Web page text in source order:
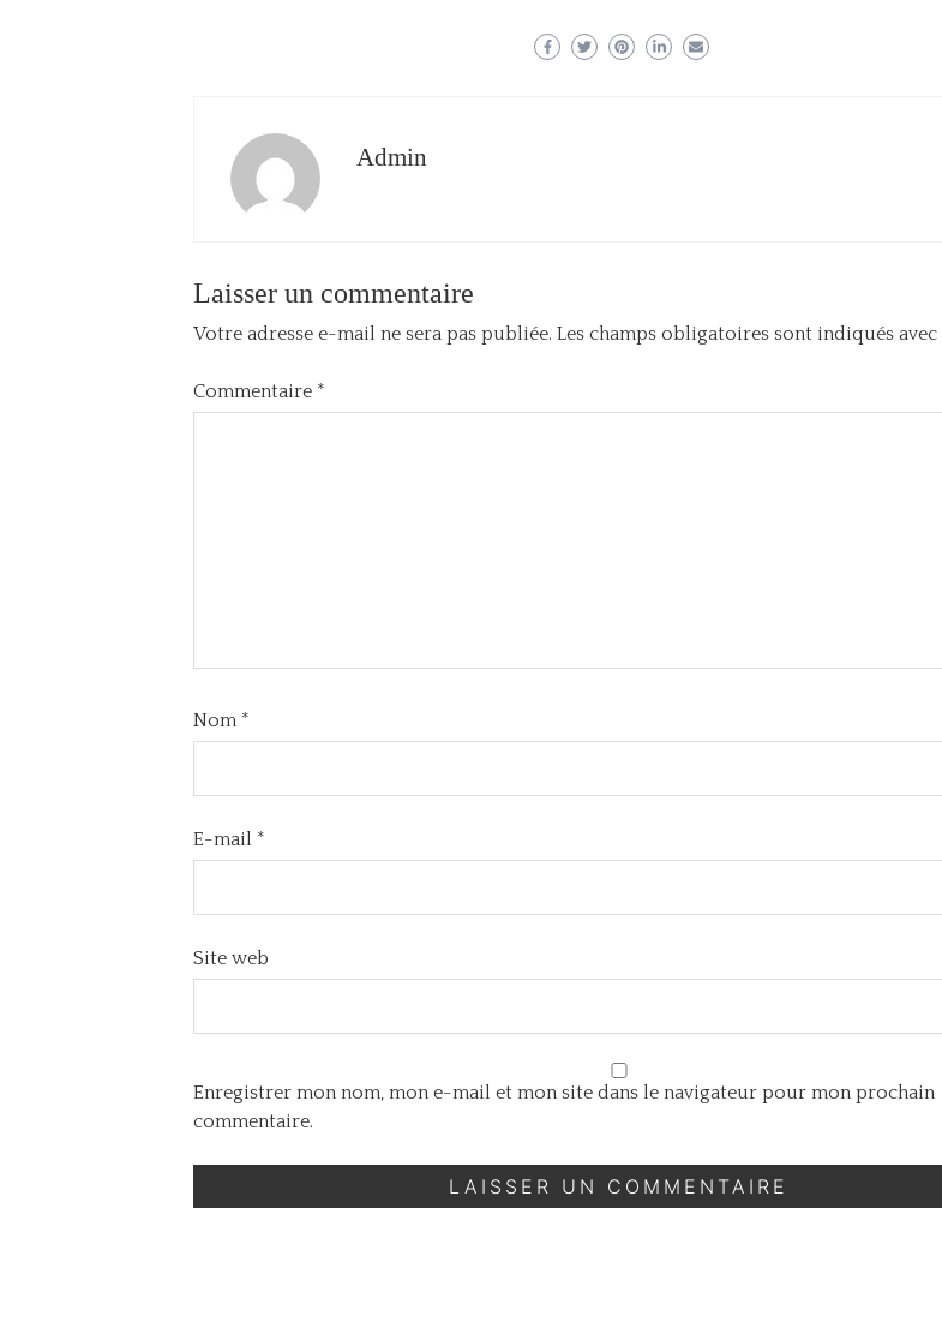
Admin
Laisser un commentaire
Votre adresse e-mail ne sera pas publiée. Les champs obligatoires sont indiqués avec
Commentaire *
Nom *
E-mail *
Site web
Enregistrer mon nom, mon e-mail et mon site dans le navigateur pour mon prochain
commentaire.